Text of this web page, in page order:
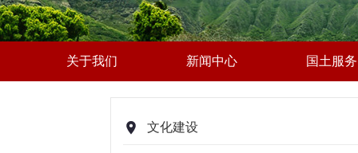
关于我们 新闻中心 国土服务
文化建设